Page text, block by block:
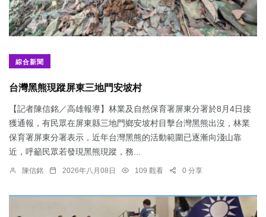
綜合新聞
台灣黑熊現蹤屏東三地門安坡村
【記者陳信銘／高雄報導】林業及自然保育署屏東分署於8月4日接
獲通報，有民眾在屏東縣三地門鄉安坡村目擊台灣黑熊出沒，林業
保育署屏東分署表示，近年台灣黑熊的活動範圍已逐漸向淺山靠
近，呼籲民眾若發現黑熊現蹤，務...
陳信銘 2026年八月08日 109 觀看 0 分享